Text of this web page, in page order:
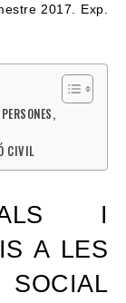
2017. Exp.
CIVIL
I
A LES